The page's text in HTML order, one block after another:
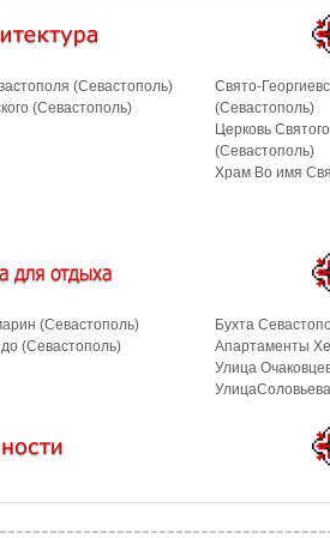
(Севастополь)
(Севастополь)
Свято-
(Севастополь)
Церковь
(Севастополь)
Храм Во имя
(Севастополь)
(Севастополь)
Бухта
Апартаменты
Улица